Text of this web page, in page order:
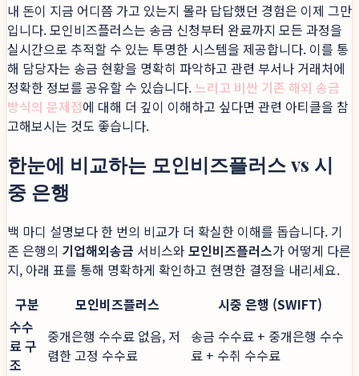
내 돈이 지금 어디쯤 가고 있는지 몰라 답답했던 경험은 이제 그만
입니다. 모인비즈플러스는 송금 신청부터 완료까지 모든 과정을
실시간으로 추적할 수 있는 투명한 시스템을 제공합니다. 이를 통
해 담당자는 송금 현황을 명확히 파악하고 관련 부서나 거래처에
정확한 정보를 공유할 수 있습니다. 느리고 비싼 기존 해외 송금
방식의 문제점에 대해 더 깊이 이해하고 싶다면 관련 아티클을 참
고해보시는 것도 좋습니다.
한눈에 비교하는 모인비즈플러스 vs 시
중 은행
백 마디 설명보다 한 번의 비교가 더 확실한 이해를 돕습니다. 기
존 은행의 기업해외송금 서비스와 모인비즈플러스가 어떻게 다른
지, 아래 표를 통해 명확하게 확인하고 현명한 결정을 내리세요.
구분
모인비즈플러스
시중 은행 (SWIFT)
수수
료 구
조
중개은행 수수료 없음, 저
렴한 고정 수수료
송금 수수료 + 중개은행 수수
료 + 수취 수수료